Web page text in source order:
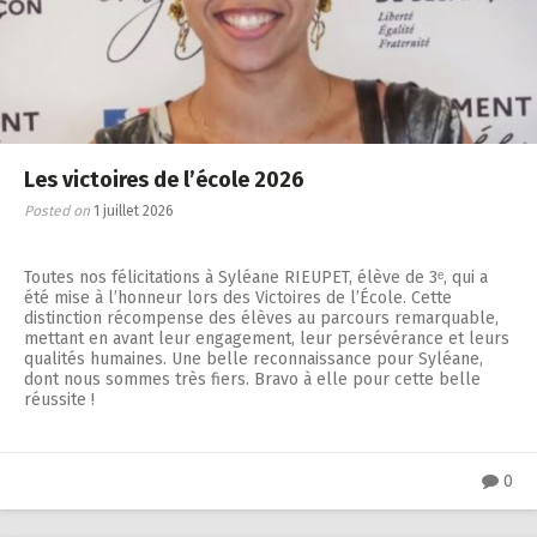
Les victoires de l’école 2026
Posted on 1 juillet 2026
Toutes nos félicitations à Syléane RIEUPET, élève de 3ᵉ, qui a
été mise à l’honneur lors des Victoires de l’École. Cette
distinction récompense des élèves au parcours remarquable,
mettant en avant leur engagement, leur persévérance et leurs
qualités humaines. Une belle reconnaissance pour Syléane,
dont nous sommes très fiers. Bravo à elle pour cette belle
réussite !
0